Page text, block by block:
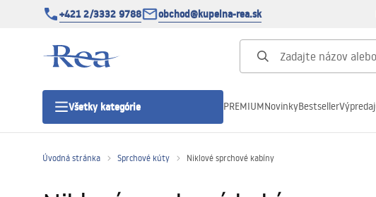
+421 2/3332 9788 obchod@kupelna-rea.sk
Všetky kategórie PREMIUMNovinkyBestsellerVýpredaj
Úvodná stránka Sprchové kúty Niklové sprchové kabíny